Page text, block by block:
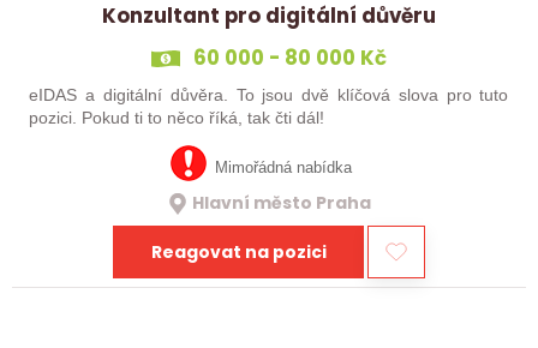
Konzultant pro digitální důvěru
60 000 - 80 000 Kč
eIDAS a digitální důvěra. To jsou dvě klíčová slova pro tuto
pozici. Pokud ti to něco říká, tak čti dál!
Mimořádná nabídka
Hlavní město Praha
Reagovat na pozici